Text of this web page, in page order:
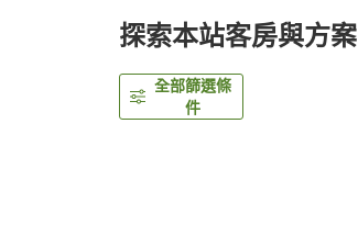
探索本站客房與方案
全部篩選條
件